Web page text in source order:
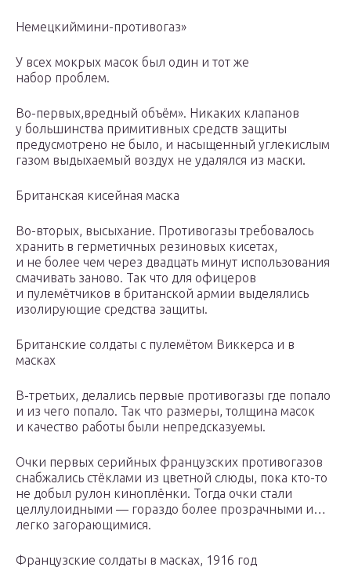
Немецкиймини-противогаз»
У всех мокрых масок был один и тот же
набор проблем.
Во-первых,вредный объём». Никаких клапанов
у большинства примитивных средств защиты
предусмотрено не было, и насыщенный углекислым
газом выдыхаемый воздух не удалялся из маски.
Британская кисейная маска
Во-вторых, высыхание. Противогазы требовалось
хранить в герметичных резиновых кисетах,
и не более чем через двадцать минут использования
смачивать заново. Так что для офицеров
и пулемётчиков в британской армии выделялись
изолирующие средства защиты.
Британские солдаты с пулемётом Виккерса и в
масках
В-третьих, делались первые противогазы где попало
и из чего попало. Так что размеры, толщина масок
и качество работы были непредсказуемы.
Очки первых серийных французских противогазов
снабжались стёклами из цветной слюды, пока кто-то
не добыл рулон киноплёнки. Тогда очки стали
целлулоидными — гораздо более прозрачными и…
легко загорающимися.
Французские солдаты в масках, 1916 год